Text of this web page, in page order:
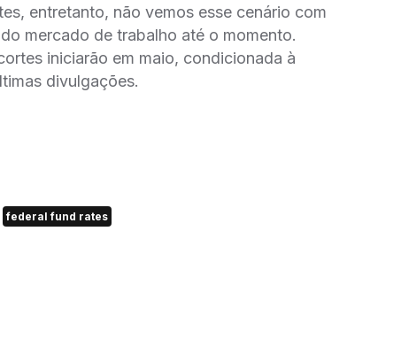
entretanto, não vemos esse cenário com
mercado de trabalho até o momento.
iniciarão em maio, condicionada à
divulgações.
federal fund rates